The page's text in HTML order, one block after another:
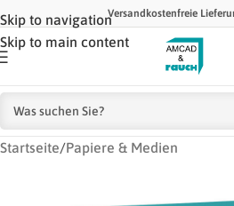
Skip to navigation
Skip to main content
Versandkostenfreie
Startseite/Papiere & Medien